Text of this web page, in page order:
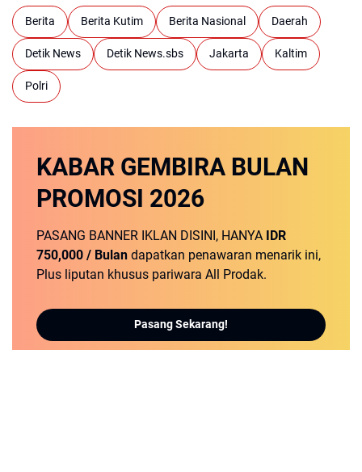
Berita Berita Kutim Berita Nasional Daerah
Detik News Detik News.sbs Jakarta Kaltim
Polri
KABAR GEMBIRA BULAN
PROMOSI 2026
PASANG BANNER IKLAN DISINI, HANYA IDR
750,000 / Bulan dapatkan penawaran menarik ini,
Plus liputan khusus pariwara All Prodak.
Pasang Sekarang!